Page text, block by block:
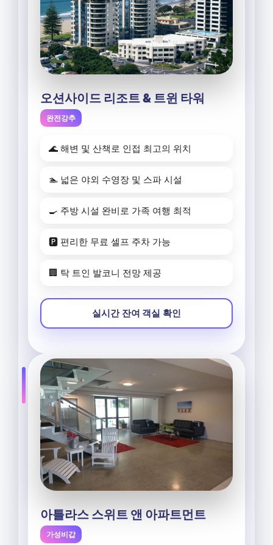
오션사이드 리조트 & 트윈 타워
완전강추
🌊 해변 및 산책로 인접 최고의 위치
🏊 넓은 야외 수영장 및 스파 시설
🍳 주방 시설 완비로 가족 여행 최적
🅿️ 편리한 무료 셀프 주차 가능
🏢 탁 트인 발코니 전망 제공
실시간 잔여 객실 확인
아틀라스 스위트 앤 아파트먼트
가성비갑